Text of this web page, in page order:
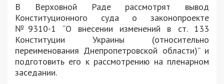
В Верховной Раде рассмотрят вывод
Конституционного суда о законопроекте
№9310-1 “О внесении изменений в ст. 133
Конституции Украины (относительно
переименования Днепропетровской области)” и
подготовить его к рассмотрению на пленарном
заседании.